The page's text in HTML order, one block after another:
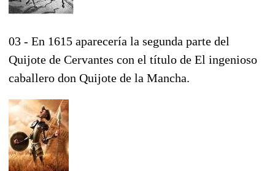
03 - En 1615 aparecería la segunda parte del
Quijote de Cervantes con el título de El ingenioso
caballero don Quijote de la Mancha.